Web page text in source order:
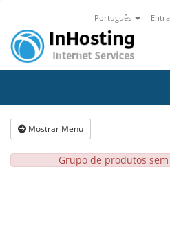
Português
Mostrar Menu
Grupo de produtos